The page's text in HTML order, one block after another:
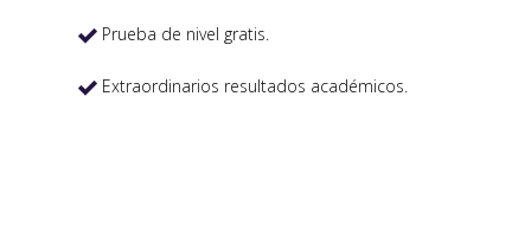
 Prueba de nivel gratis.
 Extraordinarios resultados académicos.